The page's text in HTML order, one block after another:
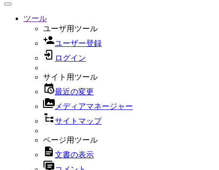
ツール
ユーザ用ツール
ユーザー登録
ログイン
サイト用ツール
最近の変更
メディアマネージャー
サイトマップ
ページ用ツール
文書の表示